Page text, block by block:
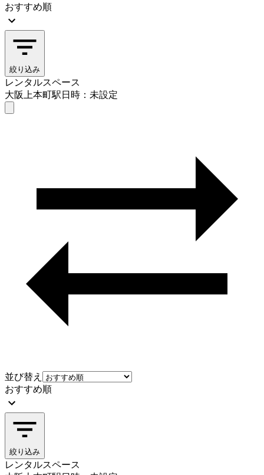
おすすめ順
絞り込み
レンタルスペース
大阪上本町駅日時：未設定
並び替え
おすすめ順
絞り込み
レンタルスペース